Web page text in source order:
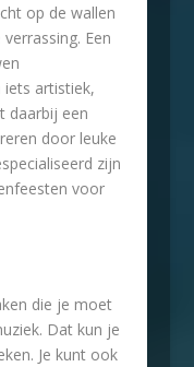
op de wallen
Een
iets artistiek,
daarbij een
door leuke
zijn
voor
die je moet
Dat kun je
Je kunt ook